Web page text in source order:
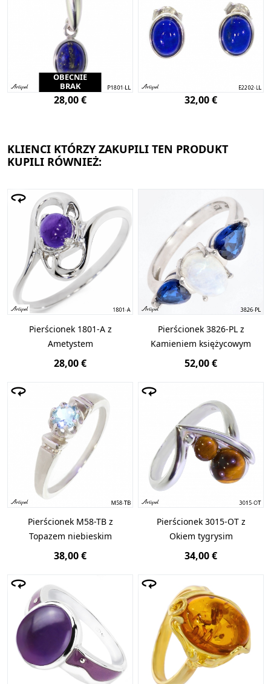
OBECNIE
BRAK
28,00 € 32,00 €
KLIENCI KTÓRZY ZAKUPILI TEN PRODUKT
KUPILI RÓWNIEŻ:
Pierścionek 1801-A z
Ametystem
28,00 €
Pierścionek 3826-PL z
Kamieniem księżycowym
52,00 €
Pierścionek M58-TB z
Topazem niebieskim
38,00 €
Pierścionek 3015-OT z
Okiem tygrysim
34,00 €